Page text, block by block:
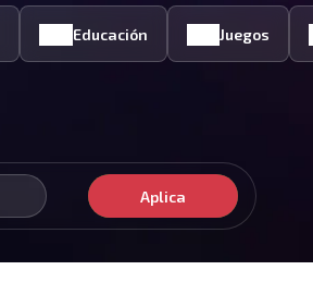
Educación Juegos
Aplica